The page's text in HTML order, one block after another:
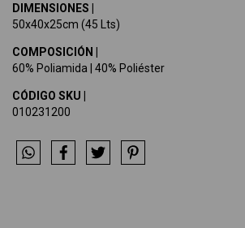
DIMENSIONES |
50x40x25cm (45 Lts)
COMPOSICIÓN |
60% Poliamida | 40% Poliéster
CÓDIGO SKU |
010231200